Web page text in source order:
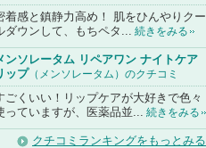
着感と鎮静力高め！ 肌をひんやりクー
ダウンして、もちペタ... 続きをみる
ンソレータム リペアワン ナイトケア
ップ（メンソレータム）のクチコミ
ごくいい！リップケアが大好きで色々
っていますが、医薬品並... 続きをみる
クチコミランキングをもっとみる